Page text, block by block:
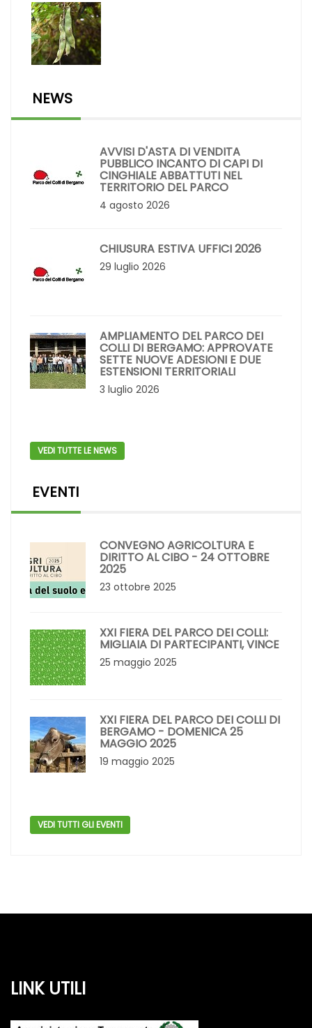
NEWS
AVVISI D'ASTA DI VENDITA
PUBBLICO INCANTO DI CAPI DI
CINGHIALE ABBATTUTI NEL
TERRITORIO DEL PARCO
4 agosto 2026
CHIUSURA ESTIVA UFFICI 2026
29 luglio 2026
AMPLIAMENTO DEL PARCO DEI
COLLI DI BERGAMO: APPROVATE
SETTE NUOVE ADESIONI E DUE
ESTENSIONI TERRITORIALI
3 luglio 2026
VEDI TUTTE LE NEWS
EVENTI
CONVEGNO AGRICOLTURA E
DIRITTO AL CIBO - 24 OTTOBRE
2025
23 ottobre 2025
XXI FIERA DEL PARCO DEI COLLI:
MIGLIAIA DI PARTECIPANTI, VINCE
25 maggio 2025
XXI FIERA DEL PARCO DEI COLLI DI
BERGAMO - DOMENICA 25
MAGGIO 2025
19 maggio 2025
VEDI TUTTI GLI EVENTI
LINK UTILI